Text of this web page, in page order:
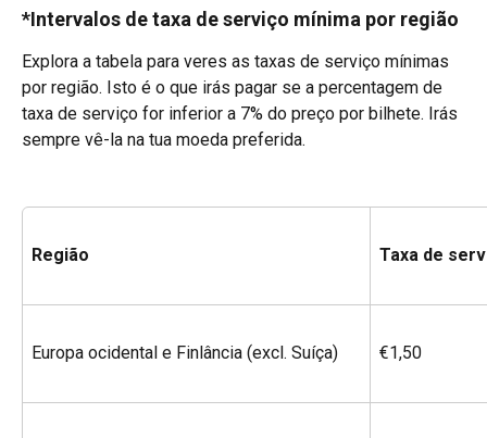
*Intervalos de taxa de serviço mínima por região
Explora a tabela para veres as taxas de serviço mínimas
por região. Isto é o que irás pagar se a percentagem de
taxa de serviço for inferior a 7% do preço por bilhete. Irás
sempre vê-la na tua moeda preferida.
Região Taxa de
Europa ocidental e Finlância (excl. Suíça) €1,50